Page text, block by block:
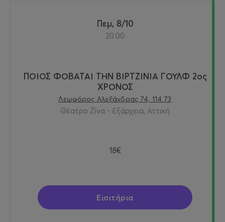
Πεμ, 8/10
20:00
ΠΟΙΟΣ ΦΟΒΑΤΑΙ ΤΗΝ ΒΙΡΤΖΙΝΙΑ ΓΟΥΛΦ 2ος
ΧΡΟΝΟΣ
Λεωφόρος Αλεξάνδρας 74, 114 73
Θέατρο Ζίνα - Εξάρχεια, Αττική
18€
Εισιτήρια